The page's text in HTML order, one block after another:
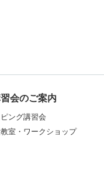
会のご案内
ング講習会
室・ワークショップ